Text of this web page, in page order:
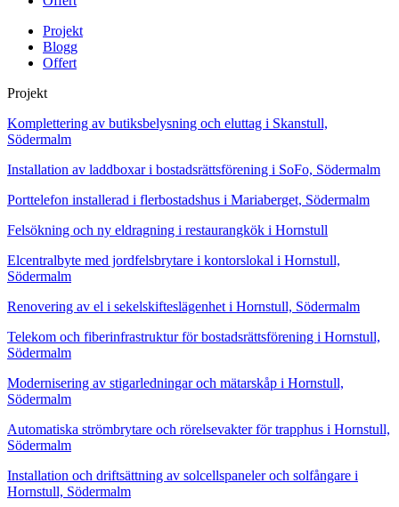
Projekt
Blogg
Offert
Projekt
Komplettering av butiksbelysning och eluttag i Skanstull,
Södermalm
Installation av laddboxar i bostadsrättsförening i SoFo, Södermalm
Porttelefon installerad i flerbostadshus i Mariaberget, Södermalm
Felsökning och ny eldragning i restaurangkök i Hornstull
Elcentralbyte med jordfelsbrytare i kontorslokal i Hornstull,
Södermalm
Renovering av el i sekelskifteslägenhet i Hornstull, Södermalm
Telekom och fiberinfrastruktur för bostadsrättsförening i Hornstull,
Södermalm
Modernisering av stigarledningar och mätarskåp i Hornstull,
Södermalm
Automatiska strömbrytare och rörelsevakter för trapphus i Hornstull,
Södermalm
Installation och driftsättning av solcellspaneler och solfångare i
Hornstull, Södermalm